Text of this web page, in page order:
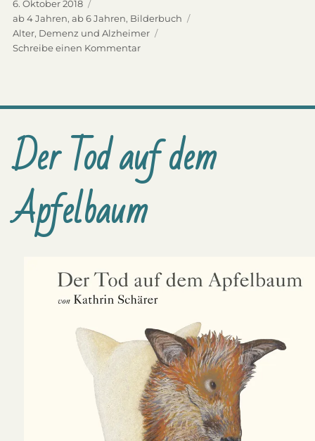
Veröffentlicht
am
6. Oktober 2018
Kategorien
ab 4 Jahren, ab 6 Jahren, Bilderbuch
Schlagwörter
Alter, Demenz und Alzheimer
Schreibe einen Kommentarzu
Der Tod auf dem
Apfelbaum